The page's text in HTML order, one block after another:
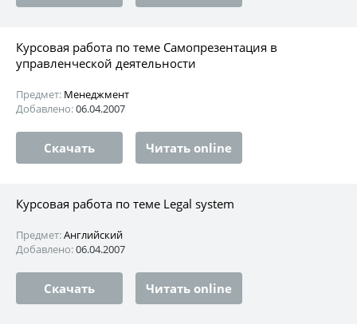
Курсовая работа по теме Самопрезентация в
управленческой деятельности
Предмет: Менеджмент
Добавлено:06.04.2007
Скачать Читать online
Курсовая работа по теме Legal system
Предмет:Английский
Добавлено:06.04.2007
Скачать Читать online